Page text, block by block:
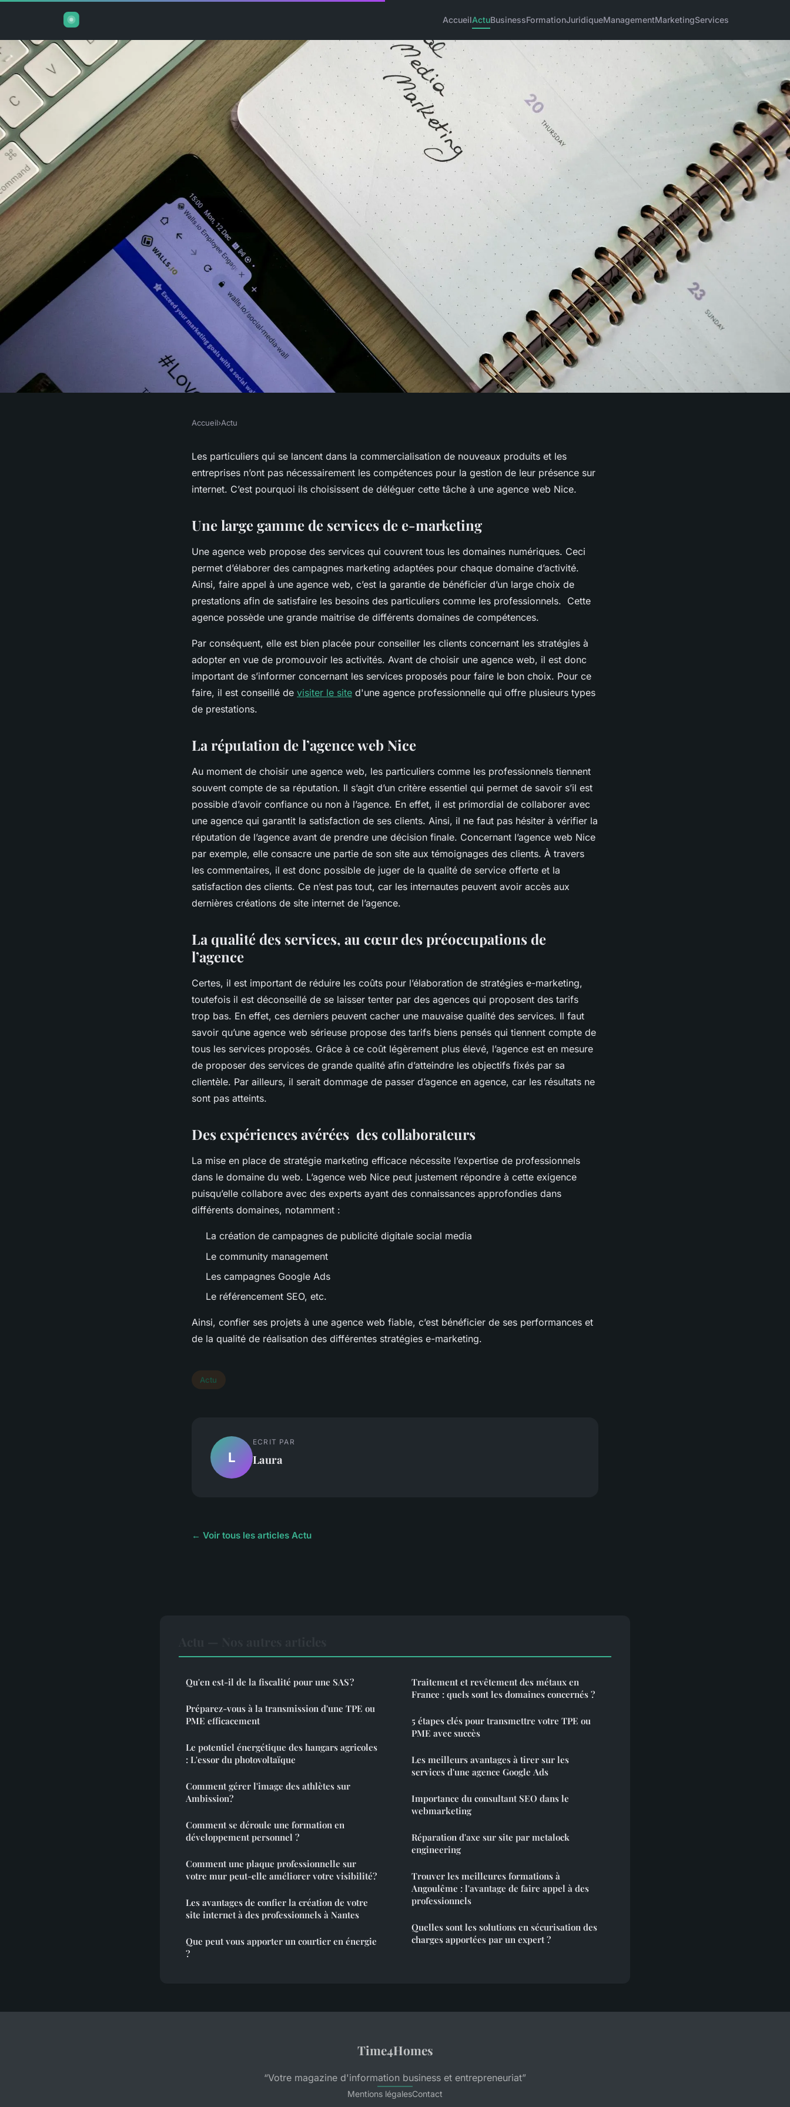
AccueilActuBusinessFormationJuridiqueManagementMarketingServices
Les meilleures qualités d'une agence
Accueil›Actu
Les particuliers qui se lancent dans la commercialisation de nouveaux produits et les
entreprises n’ont pas nécessairement les compétences pour la gestion de leur présence sur
internet. C’est pourquoi ils choisissent de déléguer cette tâche à une agence web Nice.
Une large gamme de services de e-marketing
Une agence web propose des services qui couvrent tous les domaines numériques. Ceci
permet d’élaborer des campagnes marketing adaptées pour chaque domaine d’activité.
Ainsi, faire appel à une agence web, c’est la garantie de bénéficier d’un large choix de
prestations afin de satisfaire les besoins des particuliers comme les professionnels. Cette
agence possède une grande maitrise de différents domaines de compétences.
Par conséquent, elle est bien placée pour conseiller les clients concernant les stratégies à
adopter en vue de promouvoir les activités. Avant de choisir une agence web, il est donc
important de s’informer concernant les services proposés pour faire le bon choix. Pour ce
faire, il est conseillé de visiter le site d'une agence professionnelle qui offre plusieurs types
de prestations.
La réputation de l’agence web Nice
Au moment de choisir une agence web, les particuliers comme les professionnels tiennent
souvent compte de sa réputation. Il s’agit d’un critère essentiel qui permet de savoir s’il est
possible d’avoir confiance ou non à l’agence. En effet, il est primordial de collaborer avec
une agence qui garantit la satisfaction de ses clients. Ainsi, il ne faut pas hésiter à vérifier la
réputation de l’agence avant de prendre une décision finale. Concernant l’agence web Nice
par exemple, elle consacre une partie de son site aux témoignages des clients. À travers
les commentaires, il est donc possible de juger de la qualité de service offerte et la
satisfaction des clients. Ce n’est pas tout, car les internautes peuvent avoir accès aux
dernières créations de site internet de l’agence.
La qualité des services, au cœur des préoccupations de
l’agence
Certes, il est important de réduire les coûts pour l’élaboration de stratégies e-marketing,
toutefois il est déconseillé de se laisser tenter par des agences qui proposent des tarifs
trop bas. En effet, ces derniers peuvent cacher une mauvaise qualité des services. Il faut
savoir qu’une agence web sérieuse propose des tarifs biens pensés qui tiennent compte de
tous les services proposés. Grâce à ce coût légèrement plus élevé, l’agence est en mesure
de proposer des services de grande qualité afin d’atteindre les objectifs fixés par sa
clientèle. Par ailleurs, il serait dommage de passer d’agence en agence, car les résultats ne
sont pas atteints.
Des expériences avérées des collaborateurs
La mise en place de stratégie marketing efficace nécessite l’expertise de professionnels
dans le domaine du web. L’agence web Nice peut justement répondre à cette exigence
puisqu’elle collabore avec des experts ayant des connaissances approfondies dans
différents domaines, notamment :
La création de campagnes de publicité digitale social media
Le community management
Les campagnes Google Ads
Le référencement SEO, etc.
Ainsi, confier ses projets à une agence web fiable, c’est bénéficier de ses performances et
de la qualité de réalisation des différentes stratégies e-marketing.
Actu
L
ECRIT PAR
Laura
← Voir tous les articles Actu
Qu'en est-il de la fiscalité pour une SAS ?
Préparez-vous à la transmission d'une TPE ou
PME efficacement
Le potentiel énergétique des hangars agricoles
: L'essor du photovoltaïque
Comment gérer l'image des athlètes sur
Ambission?
Comment se déroule une formation en
développement personnel ?
Comment une plaque professionnelle sur
votre mur peut-elle améliorer votre visibilité?
Les avantages de confier la création de votre
site internet à des professionnels à Nantes
Que peut vous apporter un courtier en énergie
?
Traitement et revêtement des métaux en
France : quels sont les domaines concernés ?
5 étapes clés pour transmettre votre TPE ou
PME avec succès
Les meilleurs avantages à tirer sur les
services d'une agence Google Ads
Importance du consultant SEO dans le
webmarketing
Réparation d'axe sur site par metalock
engineering
Trouver les meilleures formations à
Angoulême : l'avantage de faire appel à des
professionnels
Quelles sont les solutions en sécurisation des
charges apportées par un expert ?
Time4Homes
“Votre magazine d'information business et entrepreneuriat”
Mentions légalesContact